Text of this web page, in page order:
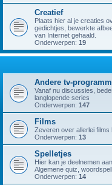
Creatief
Plaats hier al je creaties
gedichtjes, bewerkte
van Internet gehaald.
Onderwerpen: 19
Andere tv-
Vanaf nu discussies,
langlopende series
Onderwerpen: 147
Films
Zeveren over allerlei films
Onderwerpen: 13
Spelletjes
Hier kan je deelnemen
Algemene quiz,
Onderwerpen: 14